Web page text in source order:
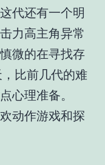
代还有一个明
力高主角异常
微的在寻找存
比前几代的难
心理准备。
动作游戏和探